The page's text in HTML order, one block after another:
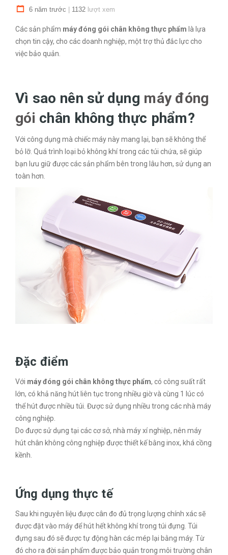
6 năm trước | 1132 lượt xem
Các sản phẩm máy đóng gói chân không thực phẩm là lựa
chọn tin cậy, cho các doanh nghiệp, một trợ thủ đắc lực cho
việc bảo quản.
Vì sao nên sử dụng máy đóng
gói chân không thực phẩm?
Với công dụng mà chiếc máy này mang lại, bạn sẽ không thể
bỏ lỡ. Quá trình loại bỏ không khí trong các túi chứa, sẽ giúp
bạn lưu giữ được các sản phẩm bên trong lâu hơn, sử dụng an
toàn hơn.
Đặc điểm
Với máy đóng gói chân không thực phẩm, có công suất rất
lớn, có khả năng hút liên tục trong nhiều giờ và cùng 1 lúc có
thể hút được nhiều túi. Được sử dụng nhiều trong các nhà máy
công nghiệp.
Do được sử dụng tại các cơ sở, nhà máy xí nghiệp, nên máy
hút chân không công nghiệp được thiết kế bằng inox, khá cồng
kềnh.
Ứng dụng thực tế
Sau khi nguyên liệu được cân đo đủ trọng lượng chính xác sẽ
được đặt vào máy để hút hết không khí trong túi đựng. Túi
đựng sau đó sẽ được tự động hàn các mép lại bằng máy. Từ
đó cho ra đời sản phẩm được bảo quản trong môi trường chân